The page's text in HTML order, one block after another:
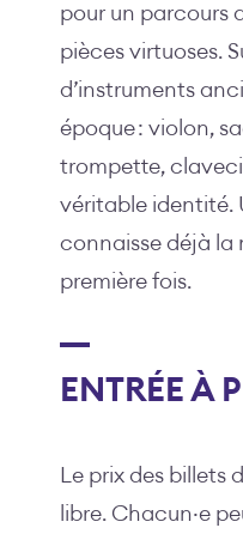
pour un parcours
pièces virtuoses.
d’instruments
époque : violon,
trompette,
véritable identité.
connaisse déjà la
première fois.
ENTRÉE À
Le prix des billets
libre. Chacun·e